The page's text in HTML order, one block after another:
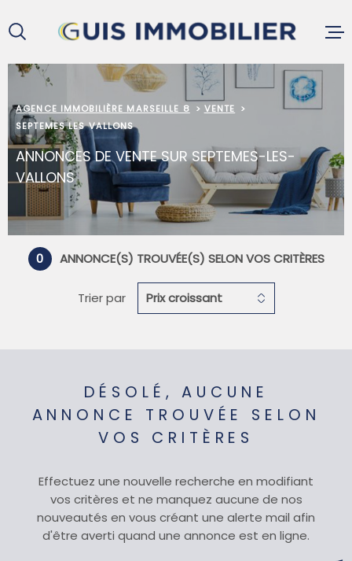
recherche
au
menu
principal
au
contenu
ACCUEIL
ACHETER
LOUER
VENDRE
CONTACT
AGENCE IMMOBILIÈRE MARSEILLE 8
VENTE
SEPTEMES LES VALLONS
ANNONCES DE VENTE SUR SEPTEMES-LES-
VALLONS
0 ANNONCE(S) TROUVÉE(S) SELON VOS CRITÈRES
Trier par Prix croissant
DÉSOLÉ, AUCUNE
ANNONCE TROUVÉE SELON
VOS CRITÈRES
Effectuez une nouvelle recherche en modifiant
vos critères et ne manquez aucune de nos
nouveautés en vous créant une alerte mail afin
d'être averti quand une annonce est en ligne.